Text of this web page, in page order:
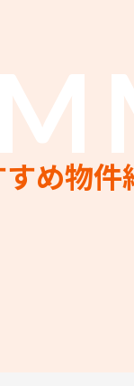
すめ物件